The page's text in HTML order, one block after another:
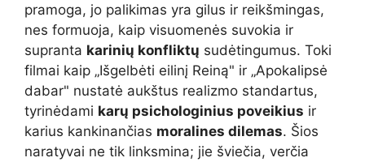
pramoga, jo palikimas yra gilus ir reikšmingas,
nes formuoja, kaip visuomenės suvokia ir
supranta karinių konfliktų sudėtingumus. Toki
filmai kaip „Išgelbėti eilinį Reiną" ir „Apokalipsė
dabar" nustatė aukštus realizmo standartus,
tyrinėdami karų psichologinius poveikius ir
karius kankinančias moralines dilemas. Šios
naratyvai ne tik linksmina; jie šviečia, verčia